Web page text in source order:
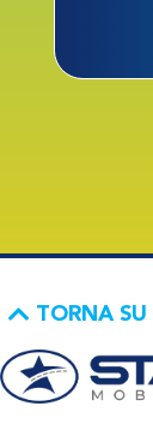
TORNA SU